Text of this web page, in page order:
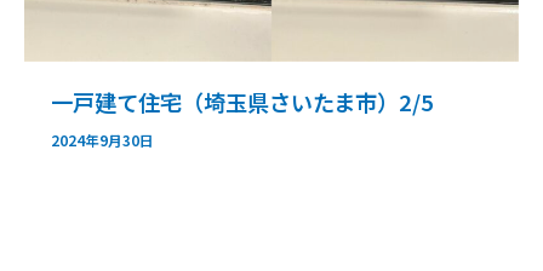
一戸建て住宅（埼玉県さいたま市）2/5
2024年9月30日